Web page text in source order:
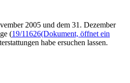
2005 und dem 31. Dezember
(19/11626(Dokument, öffnet ein
habe ersuchen lassen.